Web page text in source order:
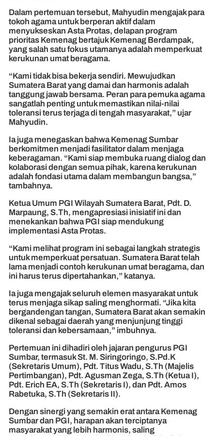
Dalam pertemuan tersebut, Mahyudin mengajak para
tokoh agama untuk berperan aktif dalam
menyukseskan Asta Protas, delapan program
prioritas Kemenag bertajuk Kemenag Berdampak,
yang salah satu fokus utamanya adalah memperkuat
kerukunan umat beragama.
“Kami tidak bisa bekerja sendiri. Mewujudkan
Sumatera Barat yang damai dan harmonis adalah
tanggung jawab bersama. Peran para pemuka agama
sangatlah penting untuk memastikan nilai-nilai
toleransi terus terjaga di tengah masyarakat,” ujar
Mahyudin.
Ia juga menegaskan bahwa Kemenag Sumbar
berkomitmen menjadi fasilitator dalam menjaga
keberagaman. “Kami siap membuka ruang dialog dan
kolaborasi dengan semua pihak, karena kerukunan
adalah fondasi utama dalam membangun bangsa,”
tambahnya.
Ketua Umum PGI Wilayah Sumatera Barat, Pdt. D.
Marpaung, S.Th, mengapresiasi inisiatif ini dan
menekankan bahwa PGI siap mendukung
implementasi Asta Protas.
“Kami melihat program ini sebagai langkah strategis
untuk memperkuat persatuan. Sumatera Barat telah
lama menjadi contoh kerukunan umat beragama, dan
ini harus terus dipertahankan,” katanya.
Ia juga mengajak seluruh elemen masyarakat untuk
terus menjaga sikap saling menghormati. “Jika kita
bergandengan tangan, Sumatera Barat akan semakin
dikenal sebagai daerah yang menjunjung tinggi
toleransi dan kebersamaan,” imbuhnya.
Pertemuan ini dihadiri oleh jajaran pengurus PGI
Sumbar, termasuk St. M. Siringoringo, S.Pd.K
(Sekretaris Umum), Pdt. Titus Wadu, S.Th (Majelis
Pertimbangan), Pdt. Agusman Zega, S.Th (Ketua I),
Pdt. Erich EA, S.Th (Sekretaris I), dan Pdt. Amos
Rabetuka, S.Th (Sekretaris II).
Dengan sinergi yang semakin erat antara Kemenag
Sumbar dan PGI, harapan akan terciptanya
masyarakat yang lebih harmonis, saling